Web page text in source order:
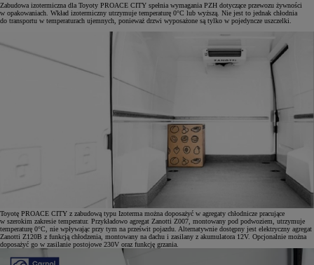
Zabudowa izotermiczna dla Toyoty PROACE CITY spełnia wymagania PZH dotyczące przewozu żywności
w opakowaniach. Wkład izotermiczny utrzymuje temperaturę 0°C lub wyższą. Nie jest to jednak chłodnia
do transportu w temperaturach ujemnych, ponieważ drzwi wyposażone są tylko w pojedyncze uszczelki.
Toyotę PROACE CITY z zabudową typu Izoterma można doposażyć w agregaty chłodnicze pracujące
w szerokim zakresie temperatur. Przykładowo agregat Zanotti Z007, montowany pod podwoziem, utrzymuje
temperaturę 0°C, nie wpływając przy tym na prześwit pojazdu. Alternatywnie dostępny jest elektryczny agregat
Zanotti Z120B z funkcją chłodzenia, montowany na dachu i zasilany z akumulatora 12V. Opcjonalnie można
doposażyć go w zasilanie postojowe 230V oraz funkcję grzania.